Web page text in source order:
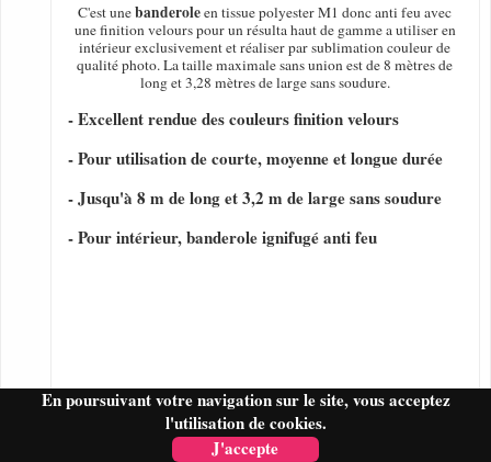
En poursuivant votre navigation sur le site, vous acceptez
l'utilisation de cookies.
J'accepte
C'est unebanderoleen tissue polyester M1 donc anti feu avec
une finition velours pour un résulta haut de gamme a utiliser en
intérieur exclusivement et réaliser par sublimation couleur de
qualité photo. La taille maximale sans union est de 8 mètres de
long et 3,28 mètres de large sans soudure.
- Excellent rendue des couleurs finition velours
- Pour utilisation de courte, moyenne et longue durée
- Jusqu'à 8 m de long et 3,2 m de large sans soudure
- Pour intérieur, banderole ignifugé anti feu